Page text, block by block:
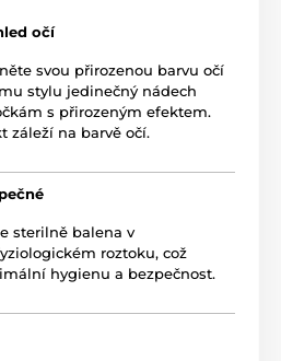
očí
svou přirozenou barvu očí
stylu jedinečný nádech
s přirozeným efektem.
záleží na barvě očí.
sterilně balena v
roztoku, což
hygienu a bezpečnost.